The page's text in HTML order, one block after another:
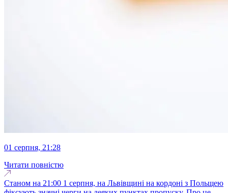
01 серпня, 21:28
Читати повністю
Станом на 21:00 1 серпня, на Львівщині на кордоні з Польщею